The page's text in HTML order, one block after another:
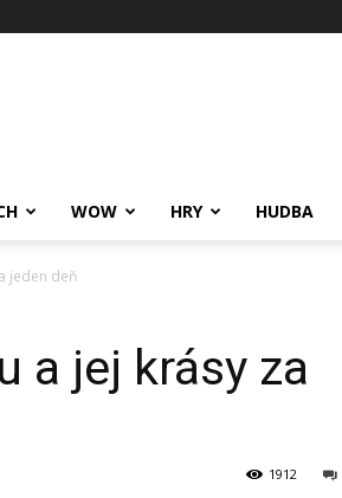
WOW HRY HUDBA
jeden deň
a jej krásy za
1912